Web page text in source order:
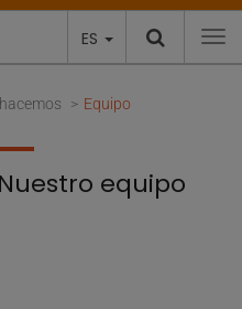
ES
Equipo
equipo